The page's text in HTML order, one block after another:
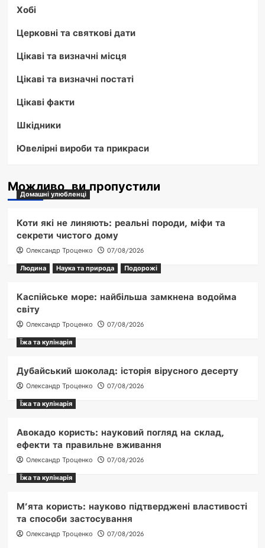
Хобі
Церковні та святкові дати
Цікаві та визначні місця
Цікаві та визначні постаті
Цікаві факти
Шкідники
Ювелірні вироби та прикраси
Можливо, ви пропустили
Домашні улюбленці
Коти які не линяють: реальні породи, міфи та
секрети чистого дому
Олександр Троценко
07/08/2026
Людина
Наука та природа Подорожі
Каспійське море: найбільша замкнена водойма
світу
Олександр Троценко
07/08/2026
Їжа та кулінарія
Дубайський шоколад: історія вірусного десерту
Олександр Троценко
07/08/2026
Їжа та кулінарія
Авокадо користь: науковий погляд на склад,
ефекти та правильне вживання
Олександр Троценко
07/08/2026
Їжа та кулінарія
М’ята користь: науково підтверджені властивості
та способи застосування
Олександр Троценко 07/08/2026